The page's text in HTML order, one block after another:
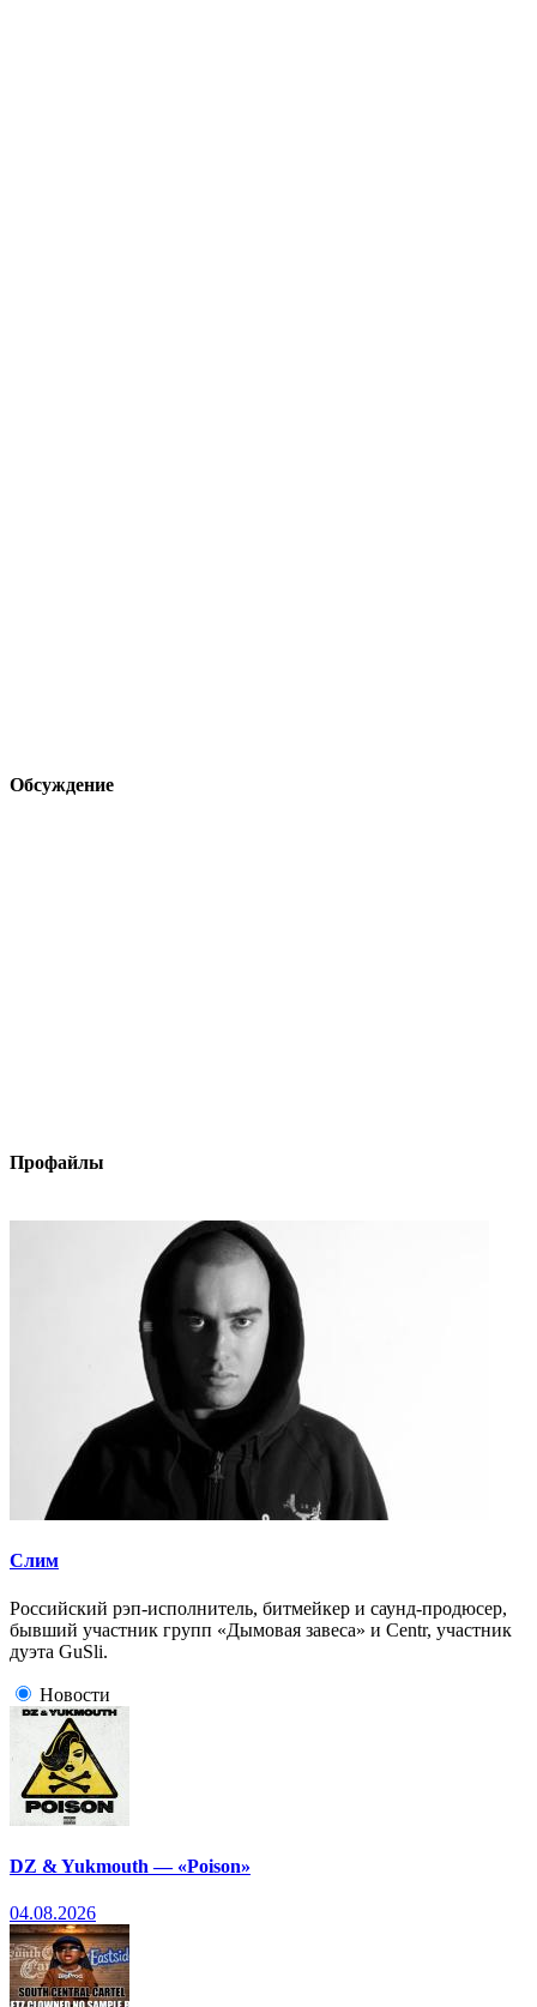
Обсуждение
Профайлы
Слим
Российский рэп-исполнитель, битмейкер и саунд-продюсер,
бывший участник групп «Дымовая завеса» и Centr, участник
дуэта GuSli.
Новости
DZ & Yukmouth — «Poison»
04.08.2026